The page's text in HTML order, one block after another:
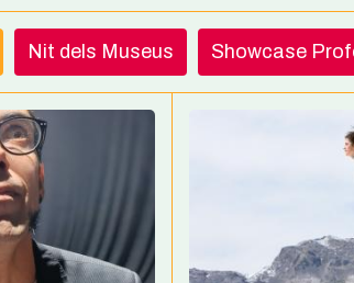
Nit dels Museus Showcase